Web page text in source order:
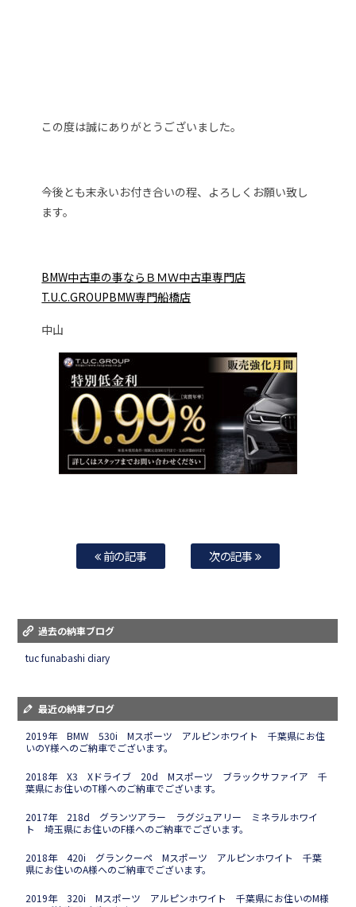
この度は誠にありがとうございました。
今後とも末永いお付き合いの程、よろしくお願い致し
ます。
BMW中古車の事ならＢＭＷ中古車専門店
T.U.C.GROUPBMW専門船橋店
中山
前の記事 次の記事
過去の納車ブログ
tuc funabashi diary
最近の納車ブログ
2019年 BMW 530i Mスポーツ アルピンホワイト 千葉県にお住
いのY様へのご納車でございます。
2018年 X3 Xドライブ 20d Mスポーツ ブラックサファイア 千
葉県にお住いのT様へのご納車でございます。
2017年 218d グランツアラー ラグジュアリー ミネラルホワイ
ト 埼玉県にお住いのF様へのご納車でございます。
2018年 420i グランクーペ Mスポーツ アルピンホワイト 千葉
県にお住いのA様へのご納車でございます。
2019年 320i Mスポーツ アルピンホワイト 千葉県にお住いのM様